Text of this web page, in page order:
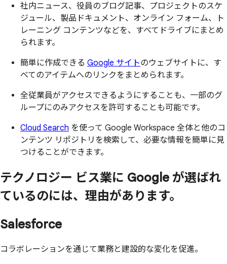
社内ニュース、役員のブログ記事、プロジェクトのスケ
ジュール、製品ドキュメント、オンライン フォーム、ト
レーニング コンテンツなどを、すべてドライブにまとめ
られます。
簡単に作成できる Google サイトのウェブサイトに、す
べてのアイテムへのリンクをまとめられます。
全従業員がアクセスできるようにすることも、一部のグ
ループにのみアクセスを許可することも可能です。
Cloud Search を使って Google Workspace 全体と他のコ
ンテンツ リポジトリを検索して、必要な情報を簡単に見
つけることができます。
テクノロジー ビス業に Google が選ばれ
ているのには、 理由があります。
Salesforce
コラボレーションを通じて業務と建設的な変化を促進。